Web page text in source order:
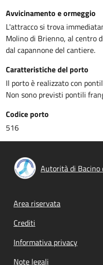
Avvicinamento e ormeggio
L'attracco si trova
Molino di Brienno, al centro
dal capannone del cantiere.
Caratteristiche del porto
Il porto è realizzato con
Non sono previsti pontili
Codice porto
516
Autorità di Bacino
Footer menu
Area riservata
Crediti
Informativa privacy
Note legali